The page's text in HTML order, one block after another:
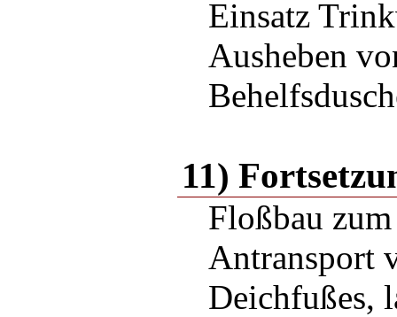
Einsatz
Ausheben
11)
Floßbau
Antransport
Deichfußes,